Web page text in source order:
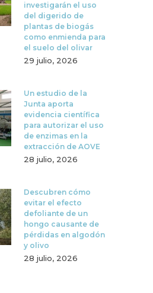
investigarán el uso
del digerido de
plantas de biogás
como enmienda para
el suelo del olivar
29 julio, 2026
Un estudio de la
Junta aporta
evidencia científica
para autorizar el uso
de enzimas en la
extracción de AOVE
28 julio, 2026
Descubren cómo
evitar el efecto
defoliante de un
hongo causante de
pérdidas en algodón
y olivo
28 julio, 2026